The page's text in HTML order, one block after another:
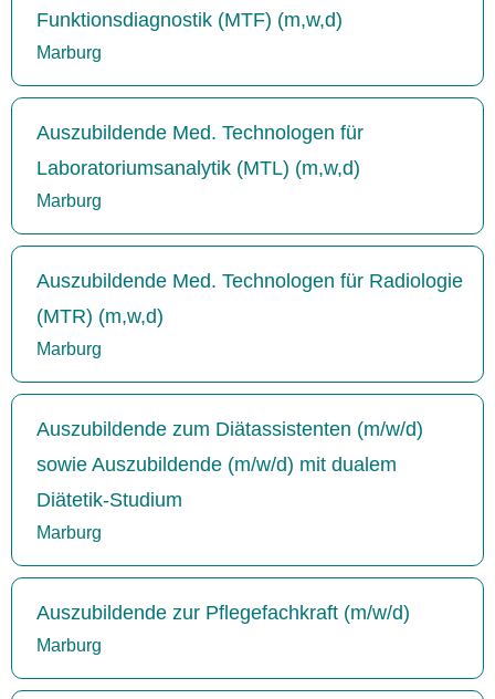
Funktionsdiagnostik (MTF) (m,w,d)
Marburg
Auszubildende Med. Technologen für
Laboratoriumsanalytik (MTL) (m,w,d)
Marburg
Auszubildende Med. Technologen für Radiologie
(MTR) (m,w,d)
Marburg
Auszubildende zum Diätassistenten (m/w/d)
sowie Auszubildende (m/w/d) mit dualem
Diätetik-Studium
Marburg
Auszubildende zur Pflegefachkraft (m/w/d)
Marburg